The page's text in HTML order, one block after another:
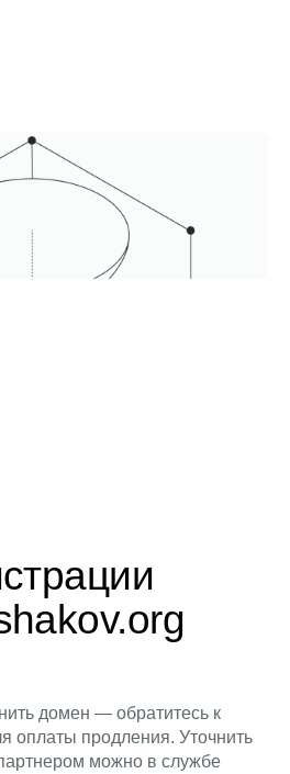
домен — обратитесь к
оплаты продления. Уточнить
можно в службе